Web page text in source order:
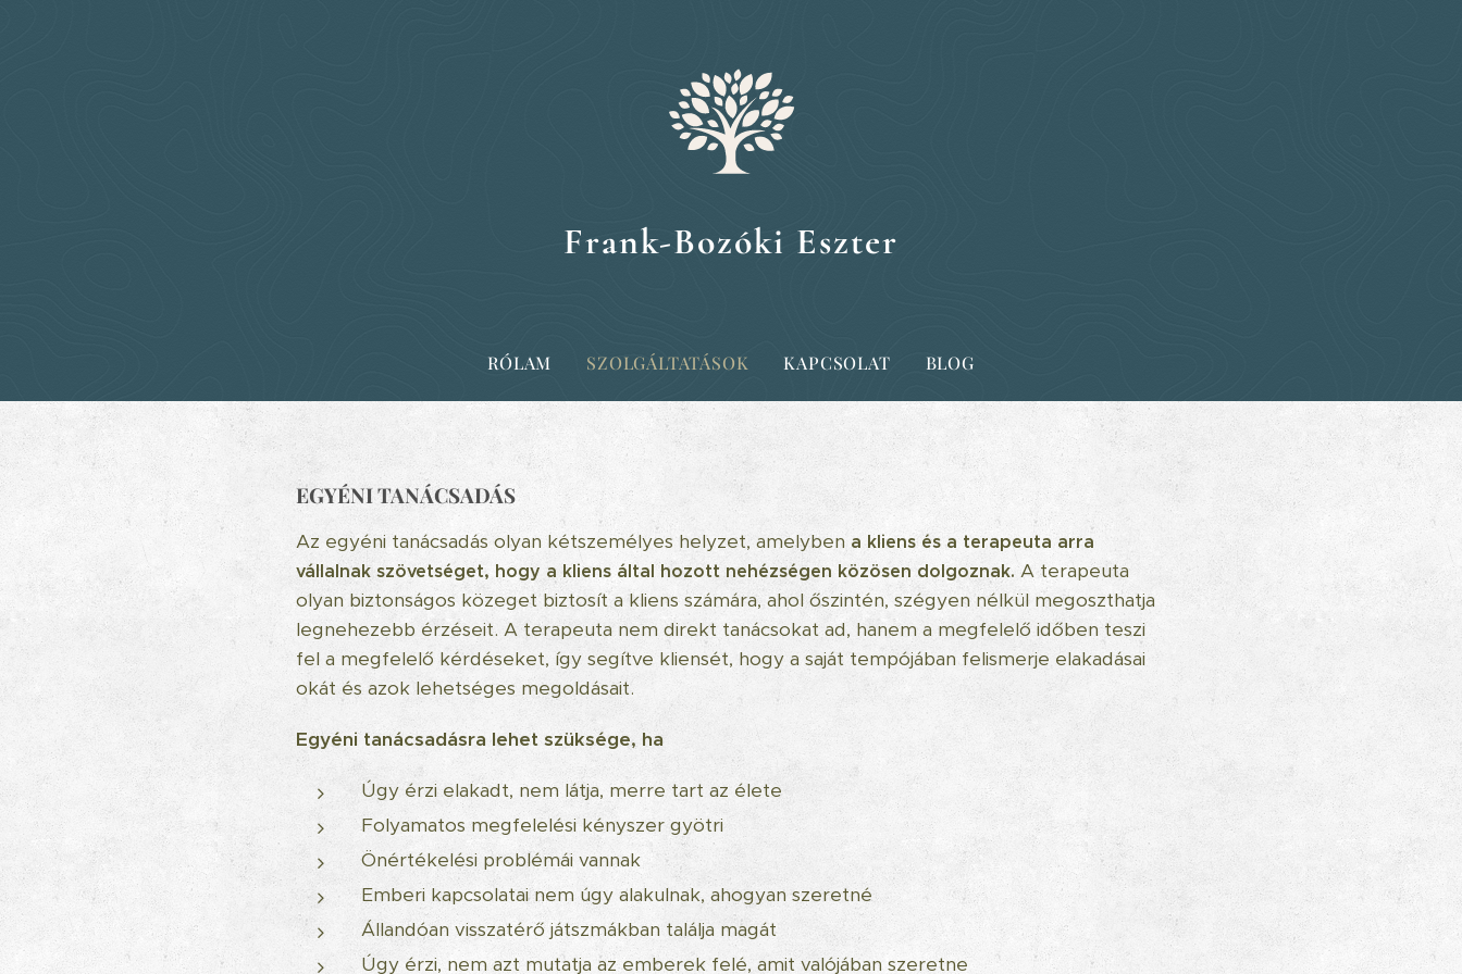
Frank-Bozóki Eszter
RÓLAM SZOLGÁLTATÁSOK KAPCSOLAT BLOG
EGYÉNI TANÁCSADÁS
Az egyéni tanácsadás olyan kétszemélyes helyzet, amelyben a kliens és a terapeuta arra
vállalnak szövetséget, hogy a kliens által hozott nehézségen közösen dolgoznak.A terapeuta
olyan biztonságos közeget biztosít a kliens számára, ahol őszintén, szégyen nélkül megoszthatja
legnehezebb érzéseit. A terapeuta nem direkt tanácsokat ad, hanem a megfelelő időben teszi
fel a megfelelő kérdéseket, így segítve kliensét, hogy a saját tempójában felismerje elakadásai
okát és azok lehetséges megoldásait.
Egyéni tanácsadásra lehet szüksége, ha
Úgy érzi elakadt, nem látja, merre tart az élete
Folyamatos megfelelési kényszer gyötri
Önértékelési problémái vannak
Emberi kapcsolatai nem úgy alakulnak, ahogyan szeretné
Állandóan visszatérő játszmákban találja magát
Úgy érzi, nem azt mutatja az emberek felé, amit valójában szeretne